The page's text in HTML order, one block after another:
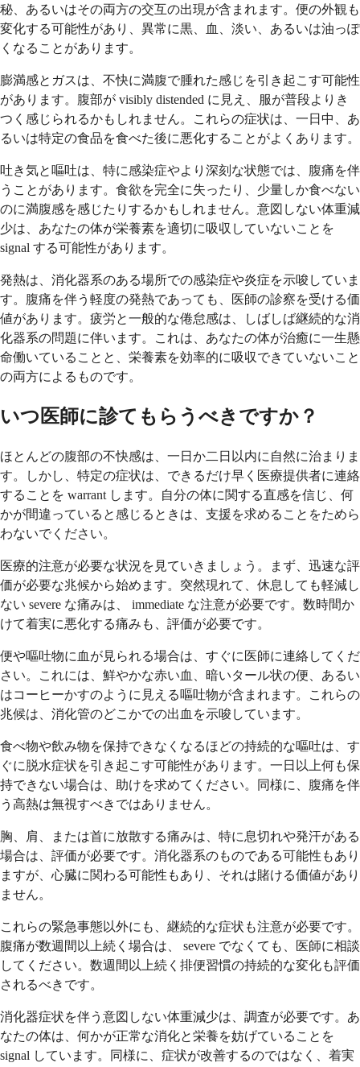
秘、あるいはその両方の交互の出現が含まれます。便の外観も
変化する可能性があり、異常に黒、血、淡い、あるいは油っぽ
くなることがあります。
膨満感とガスは、不快に満腹で腫れた感じを引き起こす可能性
があります。腹部が visibly distended に見え、服が普段よりき
つく感じられるかもしれません。これらの症状は、一日中、あ
るいは特定の食品を食べた後に悪化することがよくあります。
吐き気と嘔吐は、特に感染症やより深刻な状態では、腹痛を伴
うことがあります。食欲を完全に失ったり、少量しか食べない
のに満腹感を感じたりするかもしれません。意図しない体重減
少は、あなたの体が栄養素を適切に吸収していないことを
signal する可能性があります。
発熱は、消化器系のある場所での感染症や炎症を示唆していま
す。腹痛を伴う軽度の発熱であっても、医師の診察を受ける価
値があります。疲労と一般的な倦怠感は、しばしば継続的な消
化器系の問題に伴います。これは、あなたの体が治癒に一生懸
命働いていることと、栄養素を効率的に吸収できていないこと
の両方によるものです。
いつ医師に診てもらうべきですか？
ほとんどの腹部の不快感は、一日か二日以内に自然に治まりま
す。しかし、特定の症状は、できるだけ早く医療提供者に連絡
することを warrant します。自分の体に関する直感を信じ、何
かが間違っていると感じるときは、支援を求めることをためら
わないでください。
医療的注意が必要な状況を見ていきましょう。まず、迅速な評
価が必要な兆候から始めます。突然現れて、休息しても軽減し
ない severe な痛みは、 immediate な注意が必要です。数時間か
けて着実に悪化する痛みも、評価が必要です。
便や嘔吐物に血が見られる場合は、すぐに医師に連絡してくだ
さい。これには、鮮やかな赤い血、暗いタール状の便、あるい
はコーヒーかすのように見える嘔吐物が含まれます。これらの
兆候は、消化管のどこかでの出血を示唆しています。
食べ物や飲み物を保持できなくなるほどの持続的な嘔吐は、す
ぐに脱水症状を引き起こす可能性があります。一日以上何も保
持できない場合は、助けを求めてください。同様に、腹痛を伴
う高熱は無視すべきではありません。
胸、肩、または首に放散する痛みは、特に息切れや発汗がある
場合は、評価が必要です。消化器系のものである可能性もあり
ますが、心臓に関わる可能性もあり、それは賭ける価値があり
ません。
これらの緊急事態以外にも、継続的な症状も注意が必要です。
腹痛が数週間以上続く場合は、 severe でなくても、医師に相談
してください。数週間以上続く排便習慣の持続的な変化も評価
されるべきです。
消化器症状を伴う意図しない体重減少は、調査が必要です。あ
なたの体は、何かが正常な消化と栄養を妨げていることを
signal しています。同様に、症状が改善するのではなく、着実